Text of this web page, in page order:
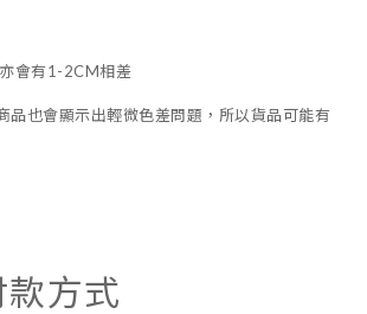
會有1-2CM相差
品也會顯示出輕微色差問題，所以貨品可能有
方式